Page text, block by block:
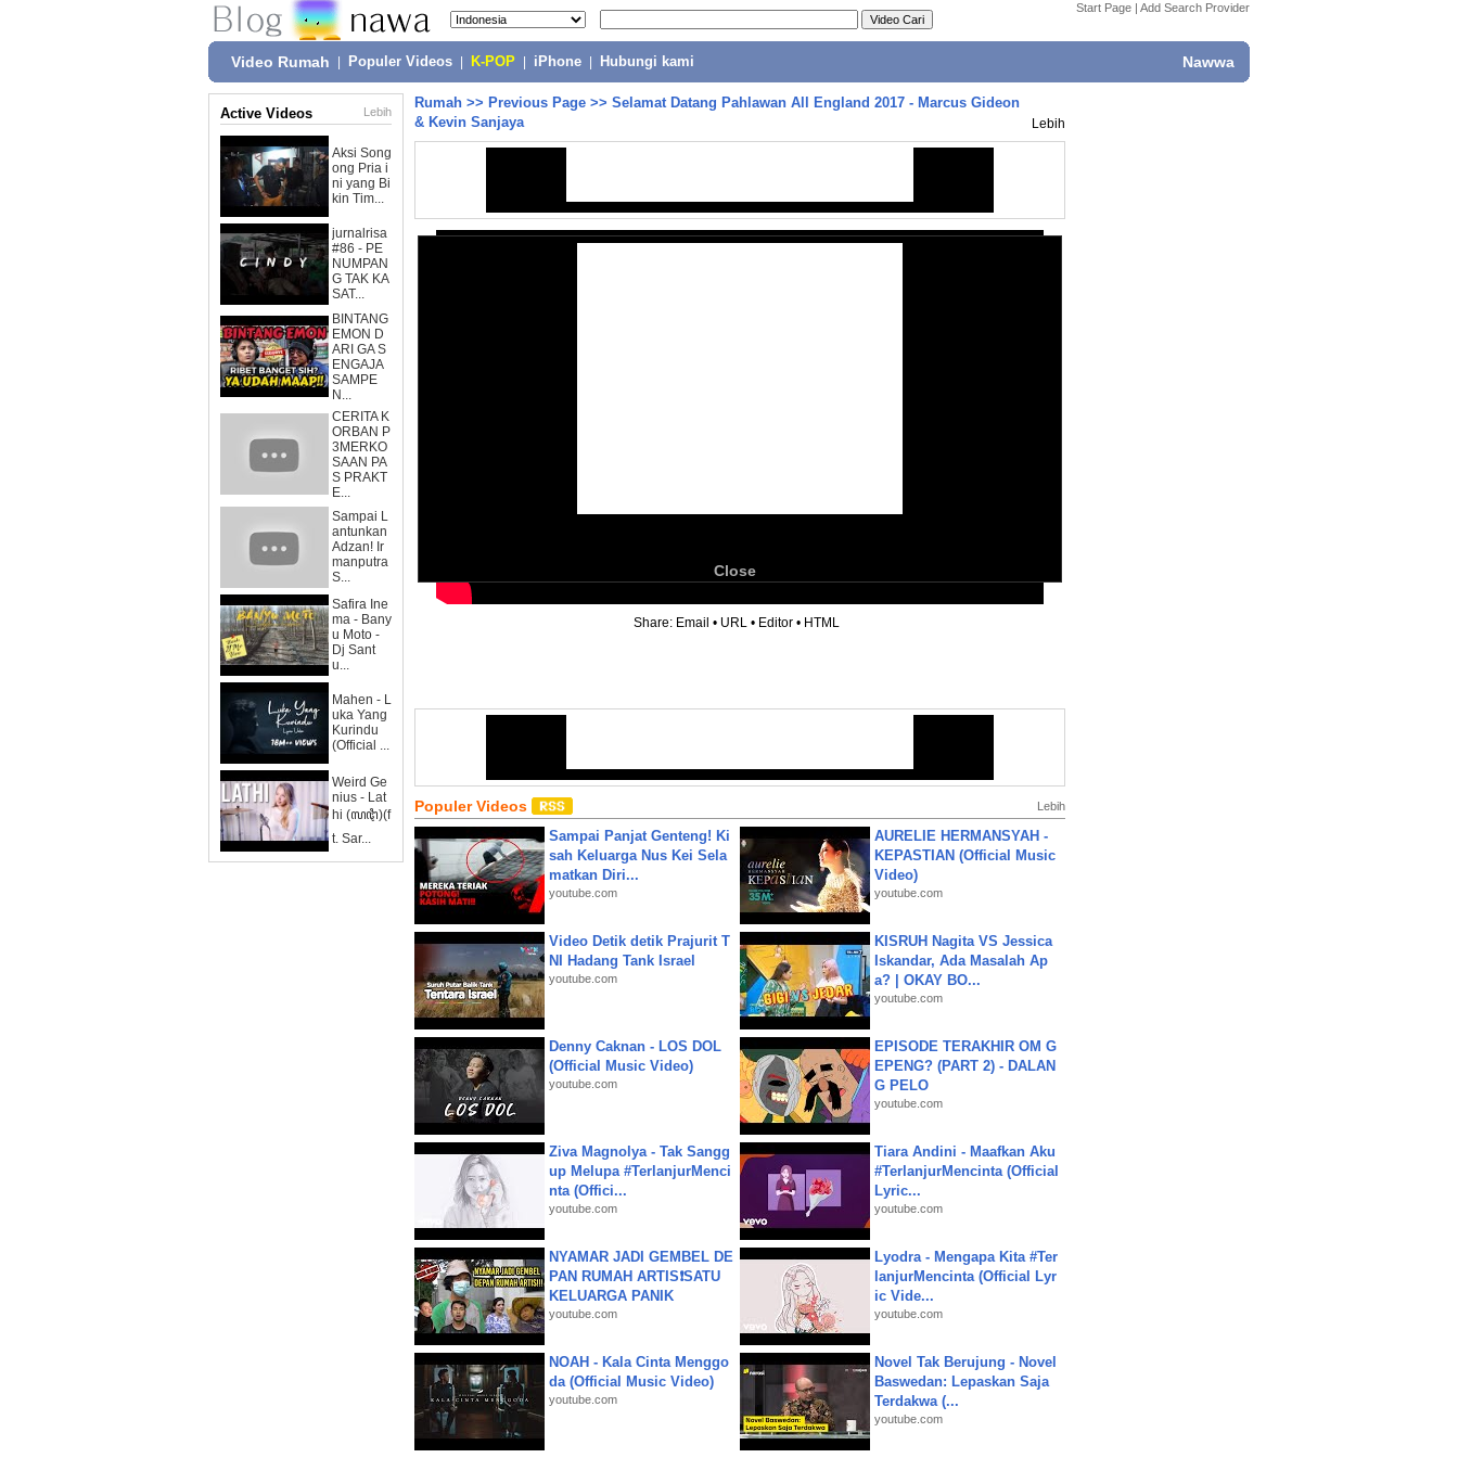
Start Page | Add Search Provider
Video Rumah Populer Videos K-POP iPhone Hubungi kami Nawwa
Active Videos Lebih
Aksi Song
ong Pria i
ni yang Bi
kin Tim...
jurnalrisa
#86 - PE
NUMPAN
G TAK KA
SAT...
BINTANG
EMON D
ARI GA S
ENGAJA
SAMPE
N...
CERITA K
ORBAN P
3MERKO
SAAN PA
S PRAKT
E...
Sampai L
antunkan
Adzan! Ir
manputra
S...
Safira Ine
ma - Bany
u Moto -
Dj Sant
u...
Mahen - L
uka Yang
Kurindu
(Official ...
Weird Ge
nius - Lat
hi (ꦭꦛꦶ)(f
t. Sar...
Rumah >> Previous Page >> Selamat Datang Pahlawan All England 2017 - Marcus Gideon
& Kevin Sanjaya
Lebih
Close
Share: Email • URL • Editor • HTML
Populer Videos Lebih
Sampai Panjat Genteng! Ki
sah Keluarga Nus Kei Sela
matkan Diri...
youtube.com
AURELIE HERMANSYAH -
KEPASTIAN (Official Music
Video)
youtube.com
Video Detik detik Prajurit T
NI Hadang Tank Israel
youtube.com
KISRUH Nagita VS Jessica
Iskandar, Ada Masalah Ap
a? | OKAY BO...
youtube.com
Denny Caknan - LOS DOL
(Official Music Video)
youtube.com
EPISODE TERAKHIR OM G
EPENG? (PART 2) - DALAN
G PELO
youtube.com
Ziva Magnolya - Tak Sangg
up Melupa #TerlanjurMenci
nta (Offici...
youtube.com
Tiara Andini - Maafkan Aku
#TerlanjurMencinta (Official
Lyric...
youtube.com
NYAMAR JADI GEMBEL DE
PAN RUMAH ARTIS❗SATU
KELUARGA PANIK
youtube.com
Lyodra - Mengapa Kita #Ter
lanjurMencinta (Official Lyr
ic Vide...
youtube.com
NOAH - Kala Cinta Menggo
da (Official Music Video)
youtube.com
Novel Tak Berujung - Novel
Baswedan: Lepaskan Saja
Terdakwa (...
youtube.com